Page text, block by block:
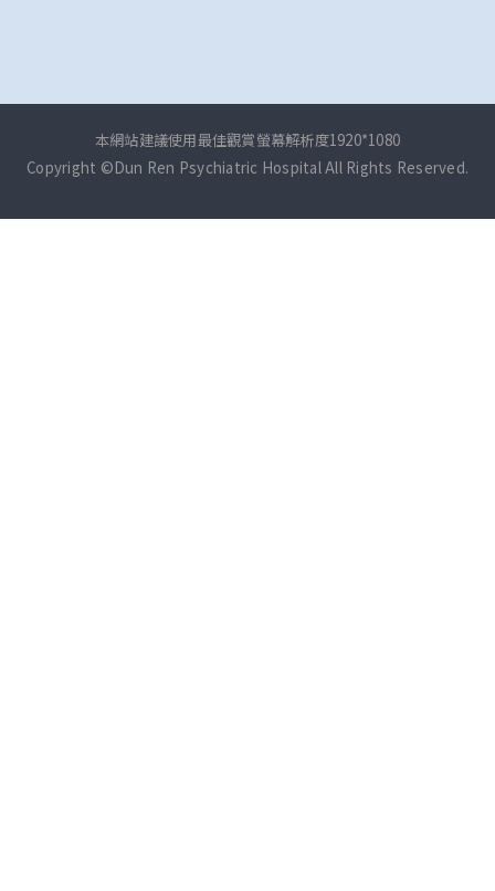
本網站建議使用最佳觀賞螢幕解析度1920*1080
Copyright ©Dun Ren Psychiatric Hospital All Rights Reserved.